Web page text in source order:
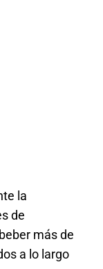
la
de
más de
a lo largo